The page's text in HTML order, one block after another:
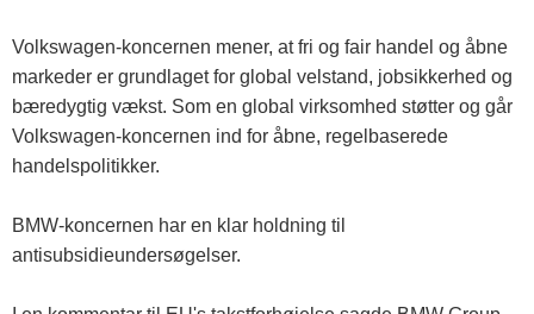
Volkswagen-koncernen mener, at fri og fair handel og åbne
markeder er grundlaget for global velstand, jobsikkerhed og
bæredygtig vækst. Som en global virksomhed støtter og går
Volkswagen-koncernen ind for åbne, regelbaserede
handelspolitikker.
BMW-koncernen har en klar holdning til
antisubsidieundersøgelser.